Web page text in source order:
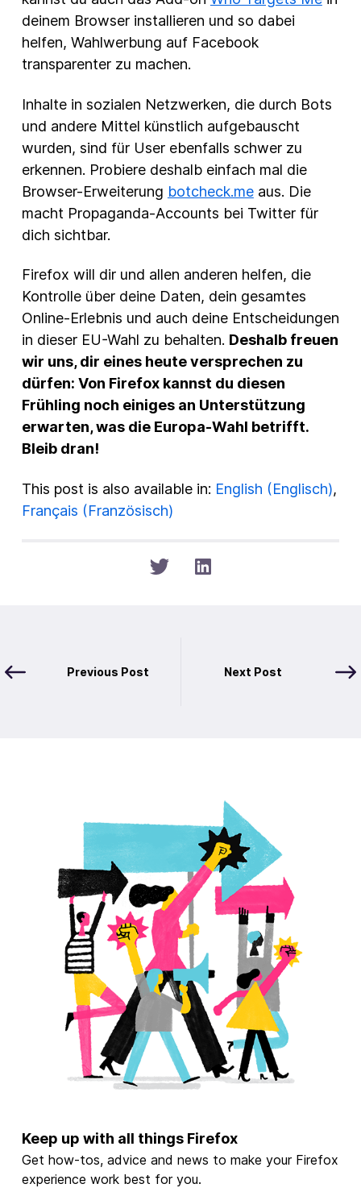
deinem Browser installieren und so dabei
helfen, Wahlwerbung auf Facebook
transparenter zu machen.
Inhalte in sozialen Netzwerken, die durch Bots
und andere Mittel künstlich aufgebauscht
wurden, sind für User ebenfalls schwer zu
erkennen. Probiere deshalb einfach mal die
Browser-Erweiterung botcheck.meaus. Die
macht Propaganda-Accounts bei Twitter für
dich sichtbar.
Firefox will dir und allen anderen helfen, die
Kontrolle über deine Daten, dein gesamtes
Online-Erlebnis und auch deine Entscheidungen
in dieser EU-Wahl zu behalten. Deshalb freuen
wir uns, dir eines heute versprechen zu
dürfen: Von Firefox kannst du diesen
Frühling noch einiges an Unterstützung
erwarten, was die Europa-Wahl betrifft.
Bleib dran!
This post is also available in: English (Englisch)
Français (Französisch)
Previous Post Next Post
Keep up with all things Firefox
Get how-tos, advice and news to make your Firefox
experience work best for you.